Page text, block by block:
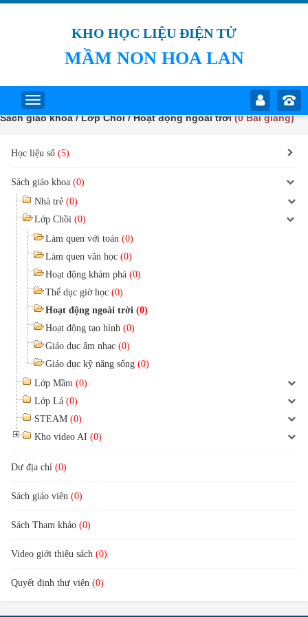
KHO HỌC LIỆU ĐIỆN TỬ
MẦM NON HOA LAN
Sách giáo khoa / Lớp Chồi / Hoạt động ngoài trời(0 Bài giảng)
Học liệu số (5)
Sách giáo khoa (0)
Nhà trẻ (0)
Lớp Chồi (0)
Làm quen với toán (0)
Làm quen văn học (0)
Hoạt động khám phá (0)
Thể dục giờ học (0)
Hoạt động ngoài trời (0)
Hoạt động tạo hình (0)
Giáo dục âm nhạc (0)
Giáo dục kỹ năng sống (0)
Lớp Mầm (0)
Lớp Lá (0)
STEAM (0)
Kho video AI (0)
Dư địa chí (0)
Sách giáo viên (0)
Sách Tham khảo (0)
Video giới thiệu sách (0)
Quyết định thư viện (0)